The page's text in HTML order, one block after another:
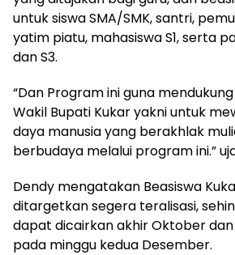
untuk siswa SMA/SMK, santri,
yatim piatu, mahasiswa S1, serta
dan S3.
“Dan Program ini guna
Wakil Bupati Kukar yakni untuk
daya manusia yang berakhlak
berbudaya melalui program ini.”
Dendy mengatakan Beasiswa
ditargetkan segera teralisasi,
dapat dicairkan akhir Oktober
pada minggu kedua Desember.